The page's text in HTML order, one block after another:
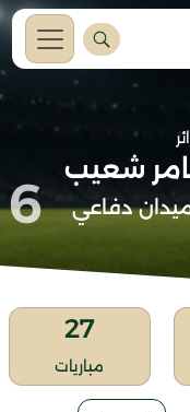
شعيب
دفاعي 6
27
مباريات